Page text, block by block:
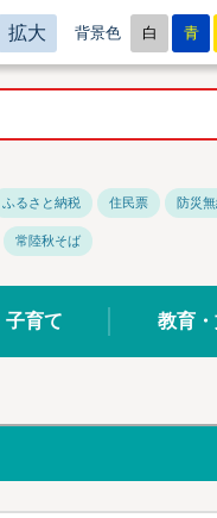
拡大 背景色 白 青
ふるさと納税 住民票 防災無
常陸秋そば
子育て 教育